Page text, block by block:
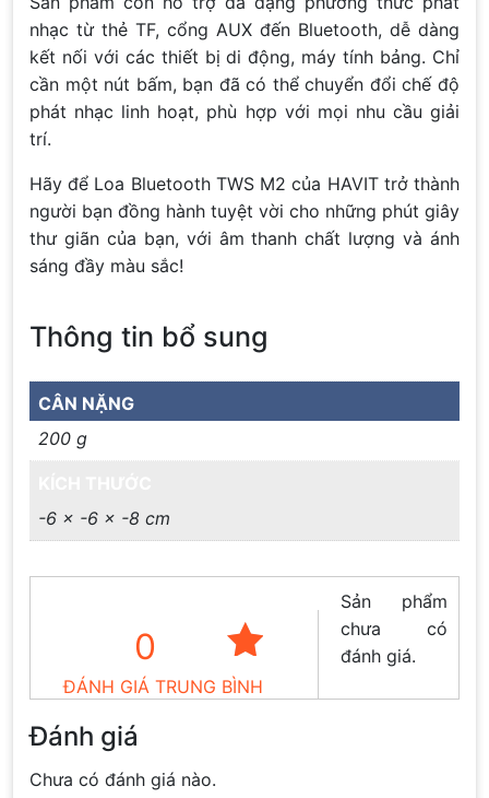
nhạc từ thẻ TF, cổng AUX đến Bluetooth, dễ dàng
kết nối với các thiết bị di động, máy tính bảng. Chỉ
cần một nút bấm, bạn đã có thể chuyển đổi chế độ
phát nhạc linh hoạt, phù hợp với mọi nhu cầu giải
trí.
Hãy để Loa Bluetooth TWS M2 của HAVIT trở thành
người bạn đồng hành tuyệt vời cho những phút giây
thư giãn của bạn, với âm thanh chất lượng và ánh
sáng đầy màu sắc!
Thông tin bổ sung
CÂN NẶNG
200 g
-6 × -6 × -8 cm
0
ĐÁNH GIÁ TRUNG BÌNH
Sản phẩm
chưa có
đánh giá.
Đánh giá
Chưa có đánh giá nào.